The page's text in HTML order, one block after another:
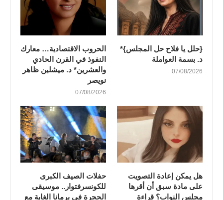
{حلل يا فلاح حل المجلس}*
د. بسمة العواملة
07/08/2026
الحروب الاقتصادية… معارك
النفوذ في القرن الحادي
والعشرين* د. ميشلين ظاهر
نويصر
07/08/2026
هل يمكن إعادة التصويت
على مادة سبق أن أقرها
مجلس النواب؟ قراءة
​حفلات الصيف الكبرى
للكونسرفتوار.. موسيقى
الحجرة في برمانا الغابة مع